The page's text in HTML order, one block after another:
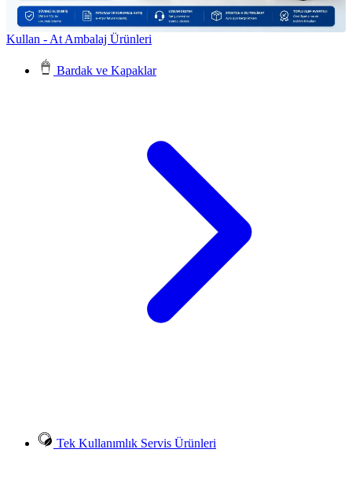
Kullan - At Ambalaj Ürünleri
Bardak ve Kapaklar
Tek Kullanımlık Servis Ürünleri